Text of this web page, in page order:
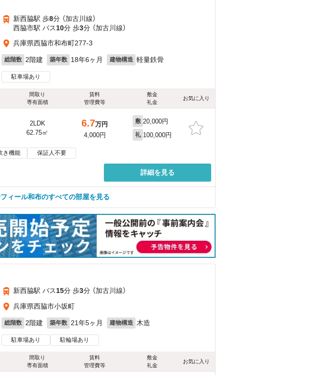
新西脇駅 歩8分 （加古川線）
西脇市駅 バス10分 歩3分 （加古川線）
兵庫県西脇市和布町277-3
総階数 2階建 築年数 18年6ヶ月 建物構造 軽量鉄骨
駐車場あり
間取り
専有面積
賃料
管理費等
敷金
礼金
お気に入り
2LDK
62.75㎡
6.7万円
4,000円
敷 20,000円
礼 100,000円
き機能 保証人不要
詳細を見る
ィール和布のすべての部屋を見る
新西脇駅 バス15分 歩3分 （加古川線）
兵庫県西脇市小坂町
総階数 2階建 築年数 21年5ヶ月 建物構造 木造
駐車場あり 駐輪場あり
間取り
専有面積
賃料
管理費等
敷金
礼金
お気に入り